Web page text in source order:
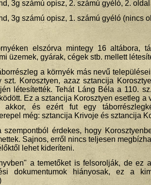
3g számú opisz, 2. számú gyéló, 2. oldal
3g számú opisz, 1. számú gyéló (nincs
elszórva mintegy 16 altábora,
üzemek, gyárak, cégek stb. mellett
a környék más nevű
Korosztyen, azaz sztancija
létesítették. Tehát Láng Béla a 110.
Ez a sztancija Korosztyen esetleg a
akkor, és ezért fut egy
még: sztancija Krivoje és sztancija
szempontból érdekes, hogy
Sajnos, erről nincs teljesen
lehet kideríteni.
a temetőket is felsorolják, de ez
dokumentumok hiányosak, ez a